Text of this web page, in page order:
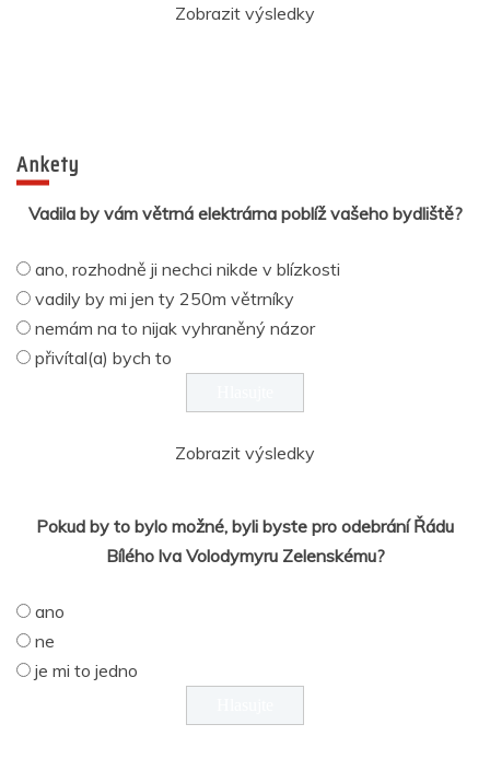
Zobrazit výsledky
Ankety
Vadila by vám větrná elektrárna poblíž vašeho bydliště?
ano, rozhodně ji nechci nikde v blízkosti
vadily by mi jen ty 250m větrníky
nemám na to nijak vyhraněný názor
přivítal(a) bych to
Zobrazit výsledky
Pokud by to bylo možné, byli byste pro odebrání Řádu
Bílého lva Volodymyru Zelenskému?
ano
ne
je mi to jedno